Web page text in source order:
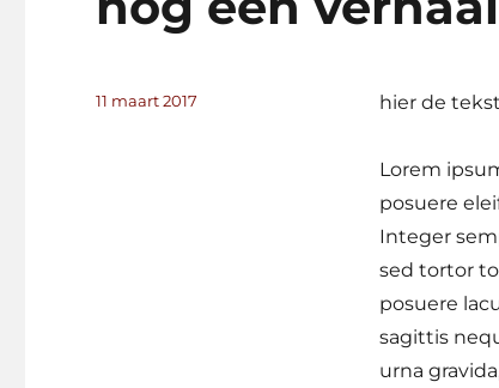
hier de tekst
Lorem
posuere
Integer
sed tortor
posuere
sagittis
urna
Geplaatst
11 maart 2017